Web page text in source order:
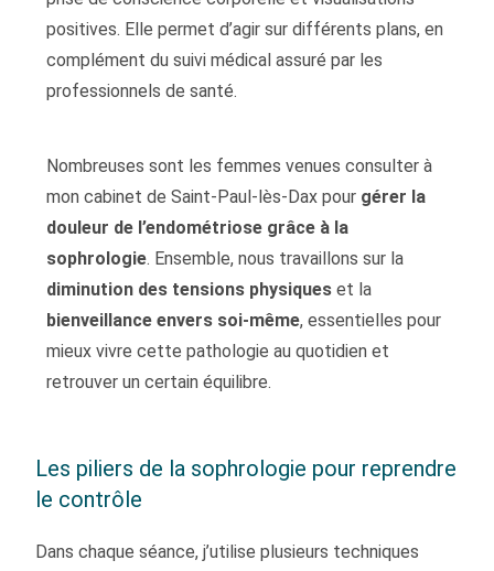
positives. Elle permet d’agir sur différents plans, en
complément du suivi médical assuré par les
professionnels de santé.
Nombreuses sont les femmes venues consulter à
mon cabinet de Saint-Paul-lès-Dax pour gérer la
douleur de l’endométriose grâce à la
sophrologie. Ensemble, nous travaillons sur la
diminution des tensions physiques et la
bienveillance envers soi-même, essentielles pour
mieux vivre cette pathologie au quotidien et
retrouver un certain équilibre.
Les piliers de la sophrologie pour reprendre
le contrôle
Dans chaque séance, j’utilise plusieurs techniques